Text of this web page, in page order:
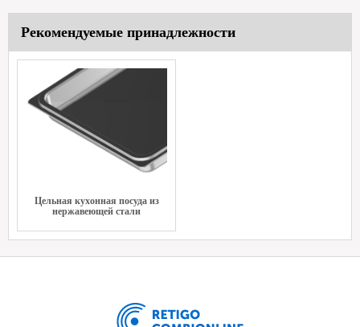
Рекомендуемые принадлежности
Цельная кухонная посуда из
нержавеющей стали